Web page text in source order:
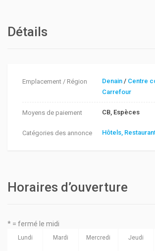
Détails
Emplacement / Région Denain / Centre
Carrefour
Moyens de paiement CB, Espèces
Catégories des annonce Hôtels,
Horaires d’ouverture
* = fermé le midi
Lundi Mardi Mercredi Jeudi